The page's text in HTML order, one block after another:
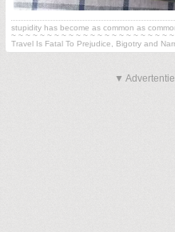
stupidity has become as common as
~ ~ ~ ~ ~ ~ ~ ~ ~ ~ ~ ~ ~ ~ ~ ~ ~ ~ ~ ~ ~ ~
Travel Is Fatal To Prejudice, Bigotry and
▼